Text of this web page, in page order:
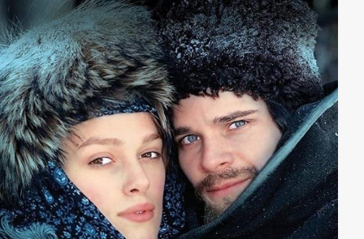
daran setzt, den Fortschritt im Land zu verhindern.
Arthur setzt sich hier für seinen Geschäftspartner
Doyce ein, der seit Jahren versucht, ein Patent
anzumelden. Nachdem die Dorrits endlich aus dem
Schuldgefängnis freigekommen sind, verliert Arthur
durch den Schwindel des Spekulanten Merdle sein
Vermögen und landet selbst in Marshalsea. Little
Dorrit steht ihm dort in seiner Not bei...